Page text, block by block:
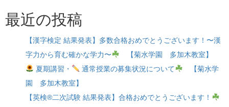
最近の投稿
【漢字検定 結果発表】多数合格おめでとうございます！〜漢
字力から育む確かな学力〜
【菊水学園 多加木教室】
夏期講習・
通常授業の募集状況について
【菊水学
園 多加木教室】
【英検®二次試験 結果発表】合格おめでとうございます！